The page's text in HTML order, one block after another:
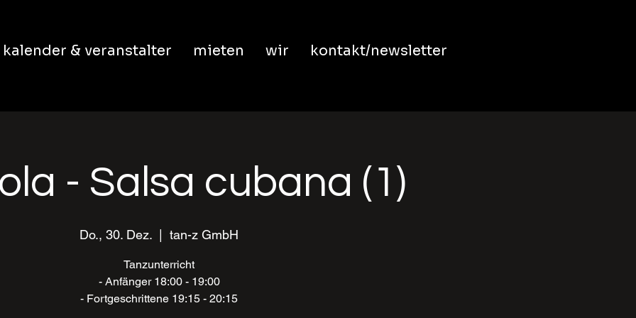
kalender & veranstalter mieten wir kontakt/newsletter
- Salsa cubana (1)
Do., 30. Dez. tan-z GmbH
Tanzunterricht
- Anfänger 18:00 - 19:00
- Fortgeschrittene 19:15 - 20:15